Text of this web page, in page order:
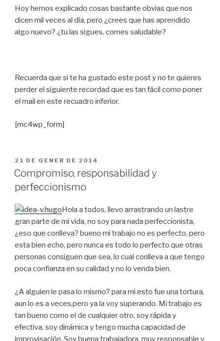
Hoy hemos explicado cosas bastante obvias que nos
dicen mil veces al día, pero ¿crees que has aprendido
algo nuevo? ¿tu las sigues, comes saludable?
Recuerda que si te ha gustado este post y no te quieres
perder el siguiente recordad que es tan fácil como poner
el mail en este recuadro inferior.
[mc4wp_form]
PUBLICAT
A
21 DE GENER DE 2014
Compromiso, responsabilidad y
perfeccionismo
Hola a todos, llevo arrastrando un lastre
gran parte de mi vida, no soy para nada perfeccionista,
¿eso que conlleva? bueno mi trabajo no es perfecto, pero
esta bien echo, pero nunca es todo lo perfecto que otras
personas consiguen que sea, lo cual conlleva a que tengo
poca confianza en su calidad y no lo venda bien.
¿A alguien le pasa lo mismo? para mi esto fue una tortura,
aun lo es a veces,pero ya la voy superando. Mi trabajo es
tan bueno como el de cualquier otro, soy rápida y
efectiva, soy dinámica y tengo mucha capacidad de
improvisación. Soy buena trabajadora, muy responsable y